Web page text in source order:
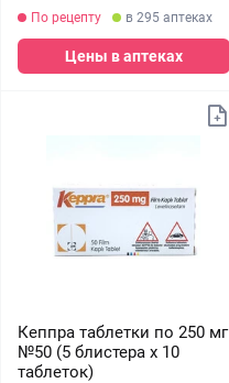
По рецепту в 295 аптеках
Цены в аптеках
Кеппра таблетки по 250 мг
№50 (5 блистера х 10
таблеток)